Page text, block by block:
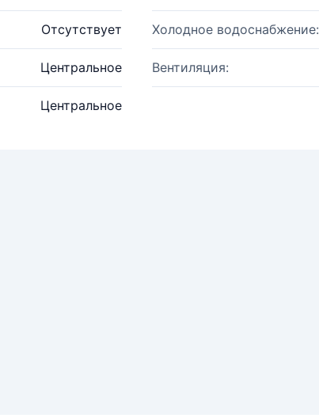
Отсутствует Холодное водоснабжение:
Центральное Вентиляция:
Центральное